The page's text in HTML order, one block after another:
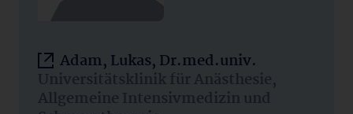
Adam, Lukas, Dr.med.univ.
Universitätsklinik für Anästhesie,
Allgemeine Intensivmedizin und